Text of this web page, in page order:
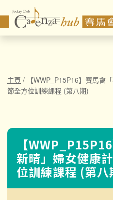
主頁 /
【WWP_P15P16】賽馬會
節全方位訓練課程 (第八期)
【
新晴」婦女健康
位訓練課程 (第八